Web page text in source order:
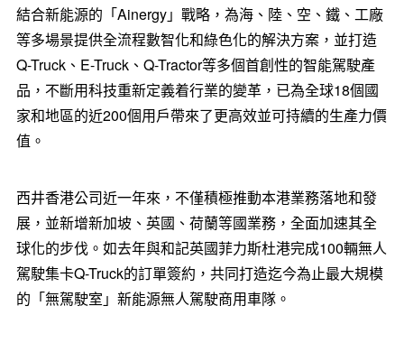
結合新能源的「Ainergy」戰略，為海、陸、空、鐵、工廠
等多場景提供全流程數智化和綠色化的解決方案，並打造
Q-Truck、E-Truck、Q-Tractor等多個首創性的智能駕駛產
品，不斷用科技重新定義着行業的變革，已為全球18個國
家和地區的近200個用戶帶來了更高效並可持續的生產力價
值。
西井香港公司近一年來，不僅積極推動本港業務落地和發
展，並新增新加坡、英國、荷蘭等國業務，全面加速其全
球化的步伐。如去年與和記英國菲力斯杜港完成100輛無人
駕駛集卡Q-Truck的訂單簽約，共同打造迄今為止最大規模
的「無駕駛室」新能源無人駕駛商用車隊。